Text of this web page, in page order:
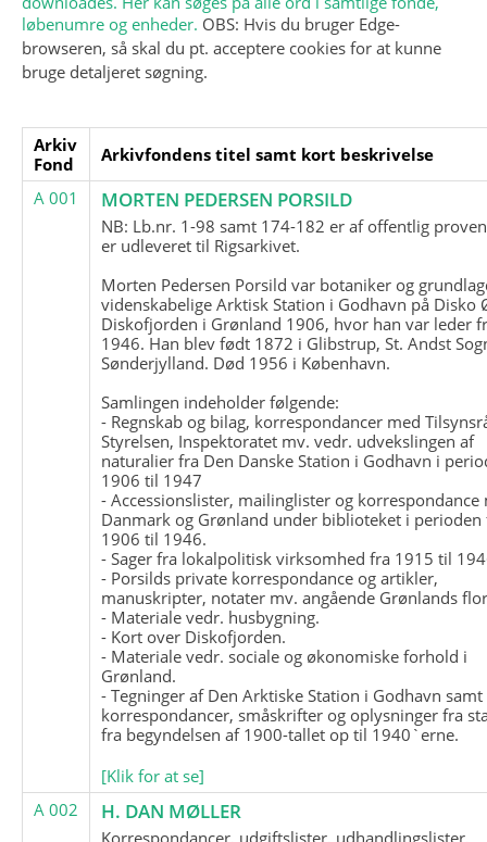
løbenumre og enheder. OBS: Hvis du bruger Edge-
browseren, så skal du pt. acceptere cookies for at kunne
bruge detaljeret søgning.
Arkiv
Fond
Arkivfondens titel samt kort beskrivelse
A 001
MORTEN PEDERSEN PORSILD
NB: Lb.nr. 1-98 samt 174-182 er af offentlig
er udleveret til Rigsarkivet.
Morten Pedersen Porsild var botaniker og
videnskabelige Arktisk Station i Godhavn på Disko
Diskofjorden i Grønland 1906, hvor han var leder
1946. Han blev født 1872 i Glibstrup, St. Andst
Sønderjylland. Død 1956 i København.
Samlingen indeholder følgende:
- Regnskab og bilag, korrespondancer med
Styrelsen, Inspektoratet mv. vedr. udvekslingen af
naturalier fra Den Danske Station i Godhavn i
1906 til 1947
- Accessionslister, mailinglister og korrespondance
Danmark og Grønland under biblioteket i perioden
1906 til 1946.
- Sager fra lokalpolitisk virksomhed fra 1915 til
- Porsilds private korrespondance og artikler,
manuskripter, notater mv. angående Grønlands
- Materiale vedr. husbygning.
- Kort over Diskofjorden.
- Materiale vedr. sociale og økonomiske forhold i
Grønland.
- Tegninger af Den Arktiske Station i Godhavn
korrespondancer, småskrifter og oplysninger fra
fra begyndelsen af 1900-tallet op til 1940`erne.
[Klik for at se]
A 002
H. DAN MØLLER
Korrespondancer, udgiftslister, udhandlingslister,